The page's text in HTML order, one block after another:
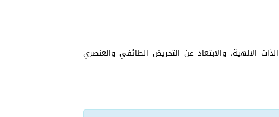
الالهية. والابتعاد عن التحريض الطائفي والعنصري